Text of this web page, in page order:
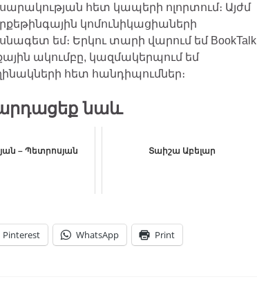
հետ կապերի ոլորտում։ Այժմ
կոմունիկացիաների
եմ։ Երկու տարի վարում եմ BookTalk
ակումբը, կազմակերպում եմ
հետ հանդիպումներ։
նաև
– Պետրոսյան Տաիշա Աբելար
Pinterest WhatsApp Print